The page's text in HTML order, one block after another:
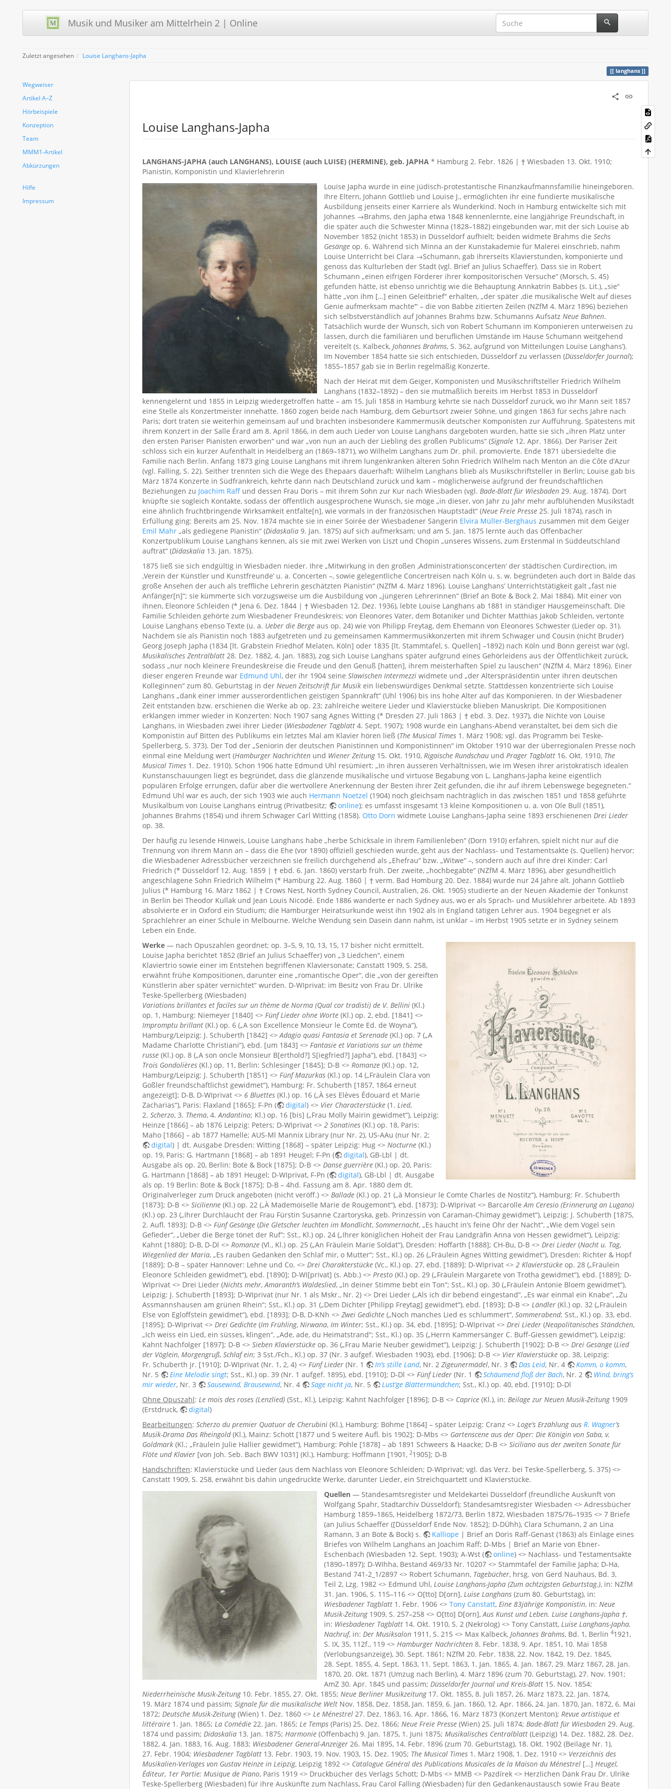
Musik und Musiker am Mittelrhein 2 | Online
Zuletzt angesehen Louise Langhans-Japha
langhans
Wegweiser
Artikel A–Z
Hörbeispiele
Konzeption
Team
MMM1-Artikel
Abkürzungen
Hilfe
Impressum
Louise Langhans-Japha
LANGHANS-JAPHA (auch LANGHANS), LOUISE (auch LUISE) (HERMINE), geb. JAPHA * Hamburg 2. Febr. 1826 | † Wiesbaden 13. Okt. 1910;
Pianistin, Komponistin und Klavierlehrerin
Louise Japha wurde in eine jüdisch-protestantische Finanzkaufmannsfamilie hineingeboren.
Ihre Eltern, Johann Gottlieb und Louise J., ermöglichten ihr eine fundierte musikalische
Ausbildung jenseits einer Karriere als Wunderkind. Noch in Hamburg entwickelte sich mit
Johannes →Brahms, den Japha etwa 1848 kennenlernte, eine langjährige Freundschaft, in
die später auch die Schwester Minna (1828–1882) eingebunden war, mit der sich Louise ab
November 1852 (nicht 1853) in Düsseldorf aufhielt; beiden widmete Brahms die Sechs
Gesänge op. 6. Während sich Minna an der Kunstakademie für Malerei einschrieb, nahm
Louise Unterricht bei Clara →Schumann, gab ihrerseits Klavierstunden, komponierte und
genoss das Kulturleben der Stadt (vgl. Brief an Julius Schaeffer). Dass sie in Robert
Schumann „einen eifrigen Förderer ihrer kompositorischen Versuche“ (Morsch, S. 45)
gefunden hätte, ist ebenso unrichtig wie die Behauptung Annkatrin Babbes (s. Lit.), „sie“
hätte „von ihm […] einen Geleitbrief“ erhalten, „der später ‚die musikalische Welt auf dieses
Genie aufmerksam machte‘“ – die von Babbe zitierten Zeilen (NZfM 4. März 1896) beziehen
sich selbstverständlich auf Johannes Brahms bzw. Schumanns Aufsatz Neue Bahnen.
Tatsächlich wurde der Wunsch, sich von Robert Schumann im Komponieren unterweisen zu
lassen, durch die familiären und beruflichen Umstände im Hause Schumann weitgehend
vereitelt (s. Kalbeck, Johannes Brahms, S. 362, aufgrund von Mitteilungen Louise Langhans’).
Im November 1854 hatte sie sich entschieden, Düsseldorf zu verlassen (Düsseldorfer Journal);
1855–1857 gab sie in Berlin regelmäßig Konzerte.
Nach der Heirat mit dem Geiger, Komponisten und Musikschriftsteller Friedrich Wilhelm
Langhans (1832–1892) – den sie mutmaßlich bereits im Herbst 1853 in Düsseldorf
kennengelernt und 1855 in Leipzig wiedergetroffen hatte – am 15. Juli 1858 in Hamburg kehrte sie nach Düsseldorf zurück, wo ihr Mann seit 1857
eine Stelle als Konzertmeister innehatte. 1860 zogen beide nach Hamburg, dem Geburtsort zweier Söhne, und gingen 1863 für sechs Jahre nach
Paris; dort traten sie weiterhin gemeinsam auf und brachten insbesondere Kammermusik deutscher Komponisten zur Aufführung. Spätestens mit
ihrem Konzert in der Salle Érard am 8. April 1866, in dem auch Lieder von Louise Langhans dargeboten wurden, hatte sie sich „ihren Platz unter
den ersten Pariser Pianisten erworben“ und war „von nun an auch der Liebling des großen Publicums“ (Signale 12. Apr. 1866). Der Pariser Zeit
schloss sich ein kurzer Aufenthalt in Heidelberg an (1869–1871), wo Wilhelm Langhans zum Dr. phil. promovierte. Ende 1871 übersiedelte die
Familie nach Berlin. Anfang 1873 ging Louise Langhans mit ihrem lungenkranken älteren Sohn Friedrich Wilhelm nach Menton an die Côte d’Azur
(vgl. Falling, S. 22). Seither trennten sich die Wege des Ehepaars dauerhaft: Wilhelm Langhans blieb als Musikschriftsteller in Berlin; Louise gab bis
März 1874 Konzerte in Südfrankreich, kehrte dann nach Deutschland zurück und kam – möglicherweise aufgrund der freundschaftlichen
Beziehungen zu Joachim Raff und dessen Frau Doris – mit ihrem Sohn zur Kur nach Wiesbaden (vgl. Bade-Blatt für Wiesbaden 29. Aug. 1874). Dort
knüpfte sie sogleich Kontakte, sodass der öffentlich ausgesprochene Wunsch, sie möge „in dieser, von Jahr zu Jahr mehr aufblühenden Musikstadt
eine ähnlich fruchtbringende Wirksamkeit entfalte[n], wie vormals in der französischen Hauptstadt“ (Neue Freie Presse 25. Juli 1874), rasch in
Erfüllung ging: Bereits am 25. Nov. 1874 machte sie in einer Soirée der Wiesbadener Sängerin Elvira Müller-Berghaus zusammen mit dem Geiger
Emil Mahr „als gediegene Pianistin“ (Didaskalia 9. Jan. 1875) auf sich aufmerksam; und am 5. Jan. 1875 lernte auch das Offenbacher
Konzertpublikum Louise Langhans kennen, als sie mit zwei Werken von Liszt und Chopin „unseres Wissens, zum Erstenmal in Süddeutschland
auftrat“ (Didaskalia 13. Jan. 1875).
1875 ließ sie sich endgültig in Wiesbaden nieder. Ihre „Mitwirkung in den großen ‚Administrationsconcerten‘ der städtischen Curdirection, im
‚Verein der Künstler und Kunstfreunde‘ u. a. Concerten –, sowie gelegentliche Concertreisen nach Köln u. s. w. begründeten auch dort in Bälde das
große Ansehen der auch als treffliche Lehrerin geschätzten Pianistin“ (NZfM 4. März 1896). Louise Langhans’ Unterrichtstätigkeit galt „fast nie
Anfänger[n]“; sie kümmerte sich vorzugsweise um die Ausbildung von „jüngeren Lehrerinnen“ (Brief an Bote & Bock 2. Mai 1884). Mit einer von
ihnen, Eleonore Schleiden (* Jena 6. Dez. 1844 | † Wiesbaden 12. Dez. 1936), lebte Louise Langhans ab 1881 in ständiger Hausgemeinschaft. Die
Familie Schleiden gehörte zum Wiesbadener Freundeskreis; von Eleonores Vater, dem Botaniker und Dichter Matthias Jakob Schleiden, vertonte
Louise Langhans ebenso Texte (u. a. Ueber die Berge aus op. 24) wie von Philipp Freytag, dem Ehemann von Eleonores Schwester (Lieder op. 31).
Nachdem sie als Pianistin noch 1883 aufgetreten und zu gemeinsamen Kammermusikkonzerten mit ihrem Schwager und Cousin (nicht Bruder)
Georg Joseph Japha (1834 [lt. Grabstein Friedhof Melaten, Köln] oder 1835 [lt. Stammtafel, s. Quellen] –1892) nach Köln und Bonn gereist war (vgl.
Musikalisches Zentralblatt 28. Dez. 1882, 4. Jan. 1883), zog sich Louise Langhans später aufgrund eines Gehörleidens aus der Öffentlichkeit zurück,
sodass „nur noch kleinere Freundeskreise die Freude und den Genuß [hatten], ihrem meisterhaften Spiel zu lauschen“ (NZfM 4. März 1896). Einer
dieser engeren Freunde war Edmund Uhl, der ihr 1904 seine Slawischen Intermezzi widmete und „der Alterspräsidentin unter ihren deutschen
Kolleginnen“ zum 80. Geburtstag in der Neuen Zeitschrift für Musik ein liebenswürdiges Denkmal setzte. Stattdessen konzentrierte sich Louise
Langhans „dank einer immer ausserordentlichen geistigen Spannkraft“ (Uhl 1906) bis ins hohe Alter auf das Komponieren. In der Wiesbadener
Zeit entstanden bzw. erschienen die Werke ab op. 23; zahlreiche weitere Lieder und Klavierstücke blieben Manuskript. Die Kompositionen
erklangen immer wieder in Konzerten: Noch 1907 sang Agnes Witting (* Dresden 27. Juli 1863 | † ebd. 3. Dez. 1937), die Nichte von Louise
Langhans, in Wiesbaden zwei ihrer Lieder (Wiesbadener Tagblatt 4. Sept. 1907); 1908 wurde ein Langhans-Abend veranstaltet, bei dem sich die
Komponistin auf Bitten des Publikums ein letztes Mal am Klavier hören ließ (The Musical Times 1. März 1908; vgl. das Programm bei Teske-
Spellerberg, S. 373). Der Tod der „Seniorin der deutschen Pianistinnen und Komponistinnen“ im Oktober 1910 war der überregionalen Presse noch
einmal eine Meldung wert (Hamburger Nachrichten und Wiener Zeitung15. Okt. 1910, Rigaische Rundschau und Prager Tagblatt 16. Okt. 1910, The
Musical Times 1. Dez. 1910). Schon 1906 hatte Edmund Uhl resümiert: „In ihren äusseren Verhältnissen, wie im Wesen ihrer aristokratisch idealen
Kunstanschauungen liegt es begründet, dass die glänzende musikalische und virtuose Begabung von L. Langhans-Japha keine eigentlich
populären Erfolge errungen, dafür aber die wertvollere Anerkennung der Besten ihrer Zeit gefunden, die ihr auf ihrem Lebenswege begegneten.“
Edmund Uhl war es auch, der sich 1903 wie auch Hermann Noetzel (1904) noch gleichsam nachträglich in das zwischen 1851 und 1858 geführte
Musikalbum von Louise Langhans eintrug (Privatbesitz;
online); es umfasst insgesamt 13 kleine Kompositionen u. a. von Ole Bull (1851),
Johannes Brahms (1854) und ihrem Schwager Carl Witting (1858). Otto Dorn widmete Louise Langhans-Japha seine 1893 erschienenen Drei Lieder
op. 38.
Der häufig zu lesende Hinweis, Louise Langhans habe „herbe Schicksale in ihrem Familienleben“ (Dorn 1910) erfahren, spielt nicht nur auf die
Trennung von ihrem Mann an – dass die Ehe (vor 1890) offiziell geschieden wurde, geht aus der Nachlass- und Testamentsakte (s. Quellen) hervor;
die Wiesbadener Adressbücher verzeichnen sie freilich durchgehend als „Ehefrau“ bzw. „Witwe“ –, sondern auch auf ihre drei Kinder: Carl
Friedrich (* Düsseldorf 12. Aug. 1859 | † ebd. 6. Jan. 1860) verstarb früh. Der zweite, „hochbegabte“ (NZfM 4. März 1896), aber gesundheitlich
angeschlagene Sohn Friedrich Wilhelm (* Hamburg 22. Aug. 1860 | † verm. Bad Homburg 20. Dez. 1884) wurde nur 24 Jahre alt. Johann Gottlieb
Julius (* Hamburg 16. März 1862 | † Crows Nest, North Sydney Council, Australien, 26. Okt. 1905) studierte an der Neuen Akademie der Tonkunst
in Berlin bei Theodor Kullak und Jean Louis Nicodé. Ende 1886 wanderte er nach Sydney aus, wo er als Sprach- und Musiklehrer arbeitete. Ab 1893
absolvierte er in Oxford ein Studium; die Hamburger Heiratsurkunde weist ihn 1902 als in England tätigen Lehrer aus. 1904 begegnet er als
Sprachlehrer an einer Schule in Melbourne. Welche Wendung sein Dasein dann nahm, ist unklar – im Herbst 1905 setzte er in Sydney seinem
Leben ein Ende.
Werke — nach Opuszahlen geordnet; op. 3–5, 9, 10, 13, 15, 17 bisher nicht ermittelt.
Louise Japha berichtet 1852 (Brief an Julius Schaeffer) von „3 Liedchen“, einem
Klaviertrio sowie einer im Entstehen begriffenen Klaviersonate; Canstatt 1909, S. 258,
erwähnt frühe Kompositionen, darunter eine „romantische Oper“, die „von der gereiften
Künstlerin aber später vernichtet“ wurden. D-WIprivat: im Besitz von Frau Dr. Ulrike
Teske-Spellerberg (Wiesbaden)
Variations brillantes et faciles sur un thème de Norma (Qual cor tradisti) de V. Bellini (Kl.)
op. 1, Hamburg: Niemeyer [1840] <> Fünf Lieder ohne Worte (Kl.) op. 2, ebd. [1841] <>
Impromptu brillant (Kl.) op. 6 („A son Excellence Monsieur le Comte Ed. de Woyna“),
Hamburg/Leipzig: J. Schuberth [1842] <>Adagio quasi Fantasia et Serenade (Kl.) op. 7 („A
Madame Charlotte Christiani“), ebd. [um 1843] <> Fantasie et Variations sur un thème
russe (Kl.) op. 8 („A son oncle Monsieur B[erthold?] S[iegfried?] Japha“), ebd. [1843] <>
Trois Gondolières (Kl.) op. 11, Berlin: Schlesinger [1845]; D-B <> Romanze (Kl.) op. 12,
Hamburg/Leipzig: J. Schuberth [1851] <> Fünf Mazurkas (Kl.) op. 14 („Fräulein Clara von
Goßler freundschaftlichst gewidmet“), Hamburg: Fr. Schuberth [1857, 1864 erneut
angezeigt]; D-B, D-WIprivat <> 6 Bluettes (Kl.) op. 16 („À ses Elèves Édouard et Marie
Zacharias“), Paris: Flaxland [1865]; F-Pn (
digital) <> Vier Characterstücke (1. Lied,
2. Scherzo, 3. Thema, 4.Andantino; Kl.) op. 16 [bis] („Frau Molly Mairin gewidmet“), Leipzig:
Heinze [1866] – ab 1876 Leipzig: Peters; D-WIprivat <> 2 Sonatines (Kl.) op. 18, Paris:
Maho [1866] – ab 1877 Hamelle; AUS-Ml Mannix Library (nur Nr. 2), US-AAu (nur Nr. 2;
digital) | dt. Ausgabe Dresden: Witting [1868] – später Leipzig: Hug <> Nocturne (Kl.)
op. 19, Paris: G. Hartmann [1868] – ab 1891 Heugel; F-Pn (
digital), GB-Lbl | dt.
Ausgabe als op. 20, Berlin: Bote & Bock [1875]; D-B <> Danse guerrière (Kl.) op. 20, Paris:
G. Hartmann [1868] – ab 1891 Heugel; D-WIprivat, F-Pn (
digital), GB-Lbl | dt. Ausgabe
als op. 19 Berlin: Bote & Bock [1875]; D-B – 4hd. Fassung am 8. Apr. 1880 dem dt.
Originalverleger zum Druck angeboten (nicht veröff.) <> Ballade (Kl.) op. 21 („à Monsieur le Comte Charles de Nostitz“), Hamburg: Fr. Schuberth
[1873]; D-B <> Sicilienne (Kl.) op. 22 („À Mademoiselle Marie de Rougemont“), ebd. [1873]; D-WIprivat <> BarcarolleAm Ceresio (Erinnerung an Lugano)
(Kl.) op. 23 („Ihrer Durchlaucht der Frau Fürstin Susanne Czartoryska, geb. Prinzessin von Caraman-Chimay gewidmet“), Leipzig: J. Schuberth [1875,
2. Aufl. 1893]; D-B <> Fünf Gesänge (Die Gletscher leuchten im Mondlicht, Sommernacht, „Es haucht in’s feine Ohr der Nacht“, „Wie dem Vogel sein
Gefieder“, „Ueber die Berge tönet der Ruf“; Sst., Kl.) op. 24 („Ihrer königlichen Hoheit der Frau Landgräfin Anna von Hessen gewidmet“), Leipzig:
Kahnt [1880]; D-B, D-Dl <> Romanze (Vl., Kl.) op. 25 („An Fräulein Marie Soldat“), Dresden: Hoffarth [1888]; CH-Bu, D-B <> Drei Lieder (Nacht u. Tag,
Wiegenlied der Maria, „Es rauben Gedanken den Schlaf mir, o Mutter“; Sst., Kl.) op. 26 („Fräulein Agnes Witting gewidmet“), Dresden: Richter & Hopf
[1889]; D-B – später Hannover: Lehne und Co. <> Drei Charakterstücke (Vc., Kl.) op. 27, ebd. [1889]; D-WIprivat <> 2 Klavierstücke op. 28 („Fräulein
Eleonore Schleiden gewidmet“), ebd. [1890]; D-WI[privat] (s. Abb.) <> Presto (Kl.) op. 29 („Fräulein Margarete von Trotha gewidmet“), ebd. [1889]; D-
WIprivat <> Drei Lieder (Nichts mehr,Amaranth’s Waldeslied, „In deiner Stimme bebt ein Ton“; Sst., Kl.) op. 30 („Fräulein Antonie Bloem gewidmet“),
Leipzig: J. Schuberth [1893]; D-WIprivat (nur Nr. 1 als Mskr., Nr. 2) <> Drei Lieder („Als ich dir bebend eingestand“, „Es war einmal ein Knabe“, „Zu
Assmannshausen am grünen Rhein“; Sst., Kl.) op. 31 („Dem Dichter [Philipp Freytag] gewidmet“), ebd. [1893]; D-B <> Ländler (Kl.) op. 32 („Fräulein
Else von Egloffstein gewidmet“), ebd. [1893]; D-B, D-KNh <> Zwei Gedichte („Noch manches Lied es schlummert“, Sommerabend; Sst., Kl.) op. 33, ebd.
[1895]; D-WIprivat <> Drei Gedichte (Im Frühling, Nirwana, Im Winter; Sst., Kl.) op. 34, ebd. [1895]; D-WIprivat <> Drei Lieder (Neapolitanisches Ständchen,
„Ich weiss ein Lied, ein süsses, klingen“, „Ade, ade, du Heimatstrand“; Sst., Kl.) op. 35 („Herrn Kammersänger C. Buff-Giessen gewidmet“), Leipzig:
Kahnt Nachfolger [1897]; D-B <> Sieben Klavierstücke op. 36 („Frau Marie Neuber gewidmet“), Leipzig: J. Schuberth [1902]; D-B <> Drei Gesänge (Lied
der Vöglein, Morgengruß, Schlaf ein; 3 Sst./Fch., Kl.) op. 37 (Nr. 3 aufgef. Wiesbaden 1903), ebd. [1906]; D-B <> Vier Klavierstücke op. 38, Leipzig:
Fr. Schuberth jr. [1910]; D-WIprivat (Nr. 1, 2, 4) <> Fünf Lieder (Nr. 1 In’s stille Land, Nr. 2 Zigeunermädel, Nr. 3 Das Leid, Nr. 4 Komm, o komm,
Nr. 5
Eine Melodie singt; Sst., Kl.) op. 39 (Nr. 1 aufgef. 1895), ebd. [1910]; D-Dl <> Fünf Lieder (Nr. 1 Schäumend floß der Bach, Nr. 2
Wind, bring’s
mir wieder, Nr. 3 Sausewind, Brausewind, Nr. 4 Sage nicht ja, Nr. 5 Lust’ge Blättermündchen; Sst., Kl.) op. 40, ebd. [1910]; D-Dl
Ohne Opuszahl: Le mois des roses (Lenzlied) (Sst., Kl.), Leipzig: Kahnt Nachfolger [1896]; D-B <> Caprice (Kl.), in: Beilage zur Neuen Musik-Zeitung1909
(Erstdruck,
digital)
Bearbeitungen: Scherzo du premier Quatuor de Cherubini (Kl.), Hamburg: Böhme [1864] – später Leipzig: Cranz <> Loge’s Erzählung aus R. Wagner’s
Musik-Drama Das Rheingold(Kl.), Mainz: Schott [1877 und 5 weitere Aufl. bis 1902]; D-Mbs <> Gartenscene aus der Oper: Die Königin von Saba, v.
Goldmark (Kl.; „Fräulein Julie Hallier gewidmet“), Hamburg: Pohle [1878] – ab 1891 Schweers & Haacke; D-B <> Siciliano aus der zweiten Sonate für
Flöte und Klavier [von Joh. Seb. Bach BWV 1031] (Kl.), Hamburg: Hoffmann [1901, 21905]; D-B
Handschriften: Klavierstücke und Lieder (aus dem Nachlass von Eleonore Schleiden; D-WIprivat; vgl. das Verz. bei Teske-Spellerberg, S. 375) <>
Canstatt 1909, S. 258, erwähnt bis dahin ungedruckte Werke, darunter Lieder, ein Streichquartett und Klavierstücke.
Quellen — Standesamtsregister und Meldekartei Düsseldorf (freundliche Auskunft von
Wolfgang Spahr, Stadtarchiv Düsseldorf); Standesamtsregister Wiesbaden <> Adressbücher
Hamburg 1859–1865, Heidelberg 1872/73, Berlin 1872, Wiesbaden 1875/76–1935 <> 7 Briefe
(an Julius Schaeffer ([Düsseldorf Ende Nov. 1852]; D-DÜhh), Clara Schumann, 2 an Lina
Ramann, 3 an Bote & Bock) s.
Kalliope | Brief an Doris Raff-Genast (1863) als Einlage eines
Briefes von Wilhelm Langhans an Joachim Raff; D-Mbs | Brief an Marie von Ebner-
Eschenbach (Wiesbaden 12. Sept. 1903); A-Wst (
online) <> Nachlass- und Testamentsakte
(1890–1897); D-WIhha, Bestand 469/33 Nr. 10207 <> Stammtafel der Familie Japha; D-Ha,
Bestand 741-2_1/2897 <> Robert Schumann, Tagebücher, hrsg. von Gerd Nauhaus, Bd. 3,
Teil 2, Lzg. 1982 <> Edmund Uhl, Louise Langhans-Japha (Zum achtzigsten Geburtstag.), in: NZfM
31. Jan. 1906, S. 115–116 <> O[tto] D[orn], Luise Langhans (zum 80. Geburtstag), in:
Wiesbadener Tagblatt 1. Febr. 1906 <> Tony Canstatt, Eine 83jährige Komponistin, in: Neue
Musik-Zeitung1909, S. 257–258 <> O[tto] D[orn],Aus Kunst und Leben. Luise Langhans-Japha †,
in: Wiesbadener Tagblatt 14. Okt. 1910, S. 2 (Nekrolog) <> Tony Canstatt, Luise Langhans-Japha.
Nachruf, in: Der Musiksalon 1911, S. 215 <> Max Kalbeck, Johannes Brahms, Bd. 1, Berlin 41921,
S. IX, 35, 112f., 119 <> Hamburger Nachrichten 8. Febr. 1838, 9. Apr. 1851, 10. Mai 1858
(Verlobungsanzeige), 30. Sept. 1861; NZfM 20. Febr. 1838, 22. Nov. 1842, 19. Dez. 1845,
28. Sept. 1855, 4. Sept. 1863, 11. Sept. 1863, 1. Jan. 1865, 4. Jan. 1867, 29. März 1867, 28. Jan.
1870, 20. Okt. 1871 (Umzug nach Berlin), 4. März 1896 (zum 70. Geburtstag), 27. Nov. 1901;
AmZ 30. Apr. 1845 und passim; Düsseldorfer Journal und Kreis-Blatt 15. Nov. 1854;
Niederrheinische Musik-Zeitung10. Febr. 1855, 27. Okt. 1855; Neue Berliner Musikzeitung17. Okt. 1855, 8. Juli 1857, 26. März 1873, 22. Jan. 1874,
19. März 1874 und passim; Signale für die musikalische Welt Nov. 1858, Dez. 1858, Jan. 1859, 6. Jan. 1860, 12. Apr. 1866, 24. Jan. 1870, Jan. 1872, 6. Mai
1872; Deutsche Musik-Zeitung(Wien) 1. Dez. 1860 <> Le Ménestrel 27. Dez. 1863, 16. Apr. 1866, 16. März 1873 (Konzert Menton); Revue artistique et
littéraire 1. Jan. 1865; La Comédie 22. Jan. 1865; Le Temps (Paris) 25. Dez. 1866; Neue Freie Presse (Wien) 25. Juli 1874; Bade-Blatt für Wiesbaden 29. Aug.
1874 und passim; Didaskalia 13. Jan. 1875; Harmonie (Offenbach) 9. Jan. 1875, 1. Juni 1875; Musikalisches Centralblatt (Leipzig) 14. Dez. 1882, 28. Dez.
1882, 4. Jan. 1883, 16. Aug. 1883; Wiesbadener General-Anzeiger 26. Mai 1895, 14. Febr. 1896 (zum 70. Geburtstag), 18. Okt. 1902 (Beilage Nr. 1),
27. Febr. 1904; Wiesbadener Tagblatt 13. Febr. 1903, 19. Nov. 1903, 15. Dez. 1905; The Musical Times 1. März 1908, 1. Dez. 1910 <> Verzeichnis des
Musikalien-Verlages von Gustav Heinze in Leipzig, Leipzig 1892 <> Catalogue Général des Publications Musicales de la Maison du Ménestrel […] Heugel,
Éditeur, 1er Partie: Musique de Piano, Paris 1919 <> Druckbücher des Verlags Schott; D-Mbs <> MMB <> Pazdírek <> Herzlichen Dank Frau Dr. Ulrike
Teske-Spellerberg (Wiesbaden) für ihre Auskünfte zum Nachlass, Frau Carol Falling (Wiesbaden) für den Gedankenaustausch sowie Frau Beate